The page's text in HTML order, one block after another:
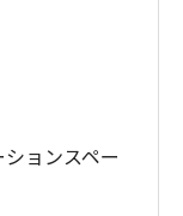
ョンスペー